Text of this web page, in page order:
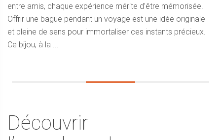
entre amis, chaque expérience mérite d’être mémorisée.
Offrir une bague pendant un voyage est une idée originale
et pleine de sens pour immortaliser ces instants précieux.
Ce bijou, à la ...
Découvrir